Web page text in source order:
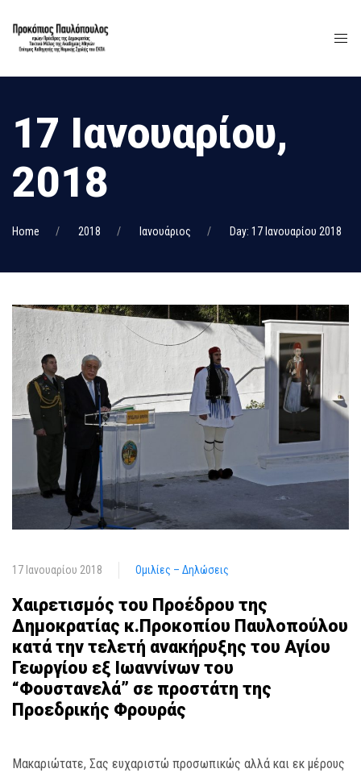
17 Ιανουαρίου,
2018
Home 2018 Ιανουάριος Day: 17 Ιανουαρίου 2018
17 Ιανουαρίου 2018 Ομιλίες – Δηλώσεις
Χαιρετισμός του Προέδρου της
Δημοκρατίας κ.Προκοπίου Παυλοπούλου
κατά την τελετή ανακήρυξης του Αγίου
Γεωργίου εξ Ιωαννίνων του
“Φουστανελά” σε προστάτη της
Προεδρικής Φρουράς
Μακαριώτατε, Σας ευχαριστώ προσωπικώς αλλά και εκ μέρους